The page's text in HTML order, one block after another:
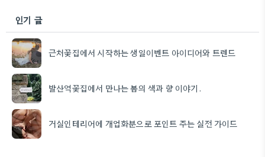
인기 글
근처꽃집에서 시작하는 생일이벤트 아이디어와 트렌드
발산역꽃집에서 만나는 봄의 색과 향 이야기.
거실인테리어에 개업화분으로 포인트 주는 실전 가이드